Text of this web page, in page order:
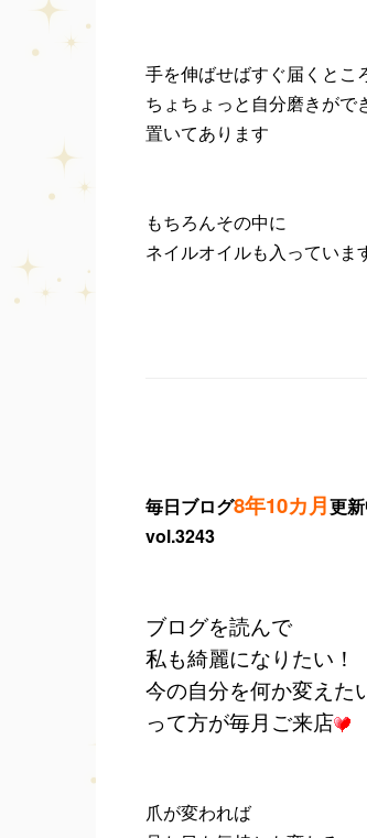
手を伸ばせばすぐ届くとこ
ちょちょっと自分磨きがで
置いてあります
もちろんその中に
ネイルオイルも入っていま
毎日ブログ8年10カ月更
vol.3243
ブログを読んで
私も綺麗になりたい！
今の自分を何か変えた
って方が毎月ご来店
爪が変われば